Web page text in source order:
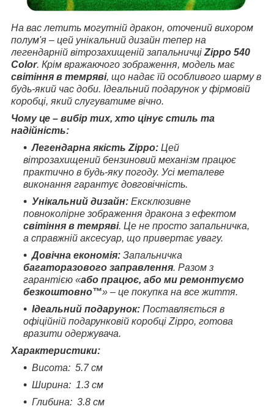
На вас летить могутній дракон, оточений вихором
полум'я – цей унікальний дизайн тепер на
легендарній вітрозахищеній запальничціZippo 540
Color. Крім вражаючого зображення, модель має
світіння в темряві, що надає їй особливого шарму в
будь-який час доби. Ідеальний подарунок у фірмовій
коробці, який слугуватиме вічно.
Чому це – вибір тих, хто цінує стиль та
надійність:
Легендарна якість Zippo: Цей
вітрозахищений бензиновий механізм працює
практично в будь-яку погоду. Усі металеве
виконання гарантує довговічність.
Унікальний дизайн: Ексклюзивне
повноколірне зображення дракона з ефектом
світіння в темряві. Це не просто запальничка,
а справжній аксесуар, що привертає увагу.
Довічна економія: Запальничка
багаторазового заправлення. Разом з
гарантією «або працює, або ми ремонтуємо
безкоштовно™» – це покупка на все життя.
Ідеальний подарунок: Поставляється в
офіційній подарунковій коробці Zippo, готова
вразити одержувача.
Характеристики:
Висота: 5.7 см
Ширина: 1.3 см
Глибина: 3.8 см